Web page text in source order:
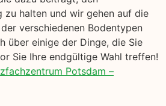
zu halten und wir gehen auf die
verschiedenen Bodentypen
über einige der Dinge, die Sie
Sie Ihre endgültige Wahl treffen!
Potsdam –